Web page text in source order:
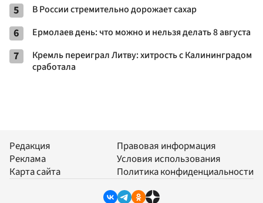
5 В России стремительно дорожает сахар
6 Ермолаев день: что можно и нельзя делать 8 августа
7
Кремль переиграл Литву: хитрость с Калининградом
сработала
Редакция
Реклама
Карта сайта
Правовая информация
Условия использования
Политика конфиденциальности